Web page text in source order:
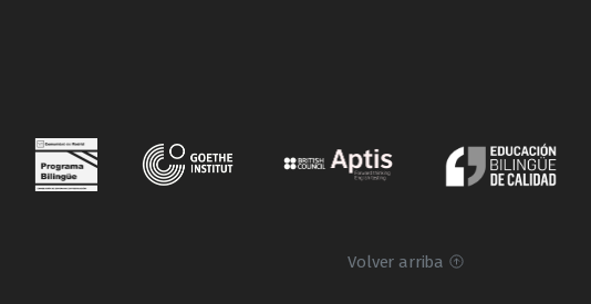
Volver arriba